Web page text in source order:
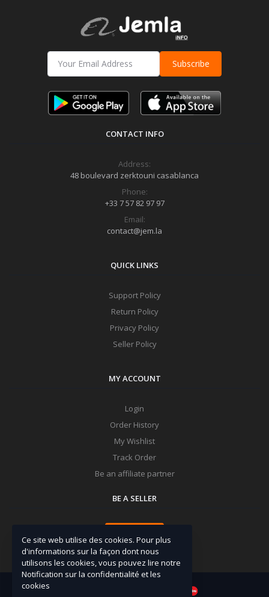
Subscribe
CONTACT INFO
Address:
48 boulevard zerktouni casablanca
Phone:
+33 7 57 82 97 97
Email:
contact@jem.la
QUICK LINKS
Support Policy
Return Policy
Privacy Policy
Seller Policy
MY ACCOUNT
Login
Order History
My Wishlist
Track Order
Be an affiliate partner
BE A SELLER
Ce site web utilise des cookies. Pour plus
d'informations sur la façon dont nous
utilisons les cookies, vous pouvez lire notre
Notification sur la confidentialité et les
cookies